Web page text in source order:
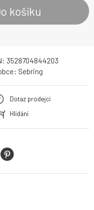
košíku
3528704844203
Sebring
Dotaz prodejci
Hlídání